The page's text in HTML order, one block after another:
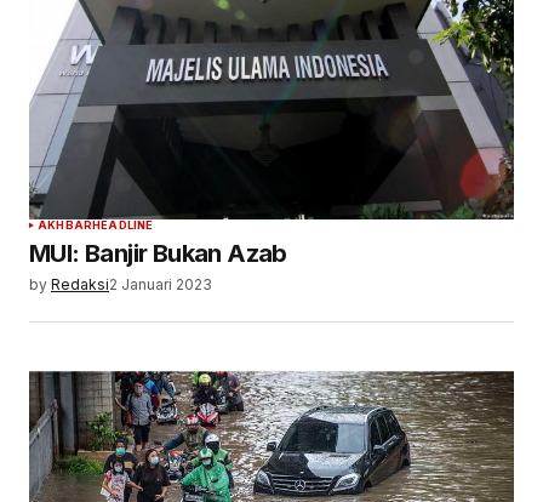
AKHBARHEADLINE
MUI: Banjir Bukan Azab
by Redaksi2 Januari 2023